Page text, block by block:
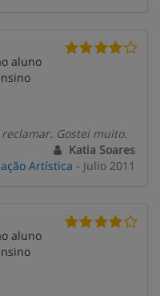
aluno
Gostei muito.
Katia Soares
Artística - Julio 2011
aluno